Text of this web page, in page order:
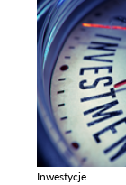
Inwestycje